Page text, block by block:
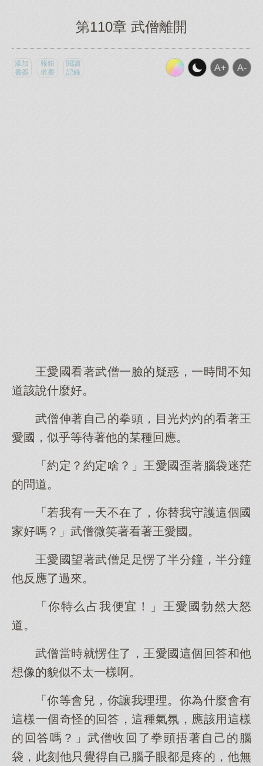
第110章 武僧離開
添加
書簽
報錯
求書
閱讀
記錄
王愛國看著武僧一臉的疑惑，一時間不知
道該說什麼好。
武僧伸著自己的拳頭，目光灼灼的看著王
愛國，似乎等待著他的某種回應。
「約定？約定啥？」王愛國歪著腦袋迷茫
的問道。
「若我有一天不在了，你替我守護這個國
家好嗎？」武僧微笑著看著王愛國。
王愛國望著武僧足足愣了半分鐘，半分鐘
他反應了過來。
「你特么占我便宜！」王愛國勃然大怒
道。
武僧當時就愣住了，王愛國這個回答和他
想像的貌似不太一樣啊。
「你等會兒，你讓我理理。你為什麼會有
這樣一個奇怪的回答，這種氣氛，應該用這樣
的回答嗎？」武僧收回了拳頭捂著自己的腦
袋，此刻他只覺得自己腦子眼都是疼的，他無